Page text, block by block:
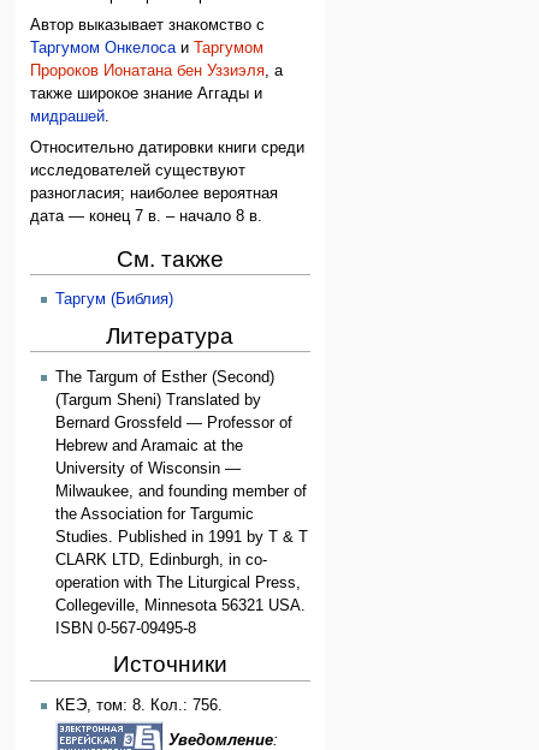
Автор выказывает знакомство с
Таргумом Онкелосаи
Таргумом
Пророков Ионатана бен Уззиэля, а
также широкое знание Аггады и
мидрашей.
Относительно датировки книги среди
исследователей существуют
разногласия; наиболее вероятная
дата — конец 7 в. – начало 8 в.
См. также
Таргум (Библия)
Литература
The Targum of Esther (Second)
(Targum Sheni) Translated by
Bernard Grossfeld — Professor of
Hebrew and Aramaic at the
University of Wisconsin —
Milwaukee, and founding member of
the Association for Targumic
Studies. Published in 1991 by T & T
CLARK LTD, Edinburgh, in co-
operation with The Liturgical Press,
Collegeville, Minnesota 56321 USA.
ISBN 0-567-09495-8
Источники
КЕЭ, том: 8. Кол.: 756.
Уведомление: